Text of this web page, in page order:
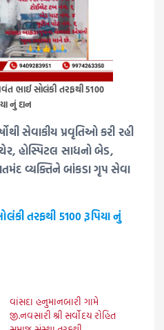
ભાઈ સોલંકી તરફથી 5100
નું દાન
સેવાકીય પ્રવૃતિઓ કરી રહી
હોસ્પિટલ સાધનો બેડ,
વ્યક્તિને બાંકડા ગૃપ સેવા
તરફથી 5100 રૂપિયા નું
વાંસદા હનુમાનબારી ગામે
જી.નવસારી શ્રી સર્વોદય રોહિત